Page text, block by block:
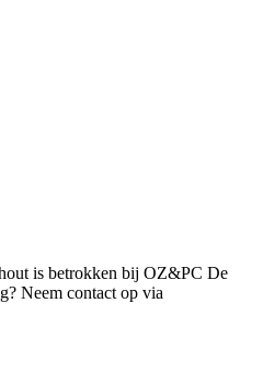
is betrokken bij OZ&PC De
Neem contact op via